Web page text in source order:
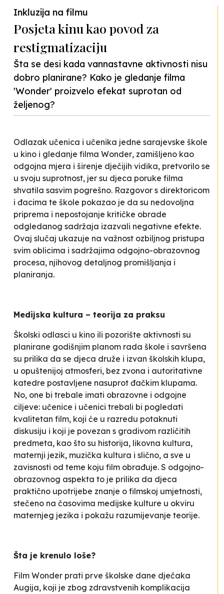
Inkluzija na filmu
Posjeta kinu kao povod za
restigmatizaciju
Šta se desi kada vannastavne aktivnosti nisu
dobro planirane? Kako je gledanje filma
'Wonder' proizvelo efekat suprotan od
željenog?
Odlazak učenica i učenika jedne sarajevske škole
u kino i gledanje filma Wonder, zamišljeno kao
odgojna mjera i širenje dječijih vidika, pretvorilo se
u svoju suprotnost, jer su djeca poruke filma
shvatila sasvim pogrešno. Razgovor s direktoricom
i đacima te škole pokazao je da su nedovoljna
priprema i nepostojanje kritičke obrade
odgledanog sadržaja izazvali negativne efekte.
Ovaj slučaj ukazuje na važnost ozbiljnog pristupa
svim oblicima i sadržajima odgojno-obrazovnog
procesa, njihovog detaljnog promišljanja i
planiranja.
Medijska kultura – teorija za praksu
Školski odlasci u kino ili pozorište aktivnosti su
planirane godišnjim planom rada škole i savršena
su prilika da se djeca druže i izvan školskih klupa,
u opuštenijoj atmosferi, bez zvona i autoritativne
katedre postavljene nasuprot đačkim klupama.
No, one bi trebale imati obrazovne i odgojne
ciljeve: učenice i učenici trebali bi pogledati
kvalitetan film, koji će u razredu potaknuti
diskusiju i koji je povezan s gradivom različitih
predmeta, kao što su historija, likovna kultura,
maternji jezik, muzička kultura i slično, a sve u
zavisnosti od teme koju film obrađuje. S odgojno-
obrazovnog aspekta to je prilika da djeca
praktično upotrijebe znanje o filmskoj umjetnosti,
stečeno na časovima medijske kulture u okviru
maternjeg jezika i pokažu razumijevanje teorije.
Šta je krenulo loše?
Film Wonder prati prve školske dane dječaka
Augija, koji je zbog zdravstvenih komplikacija